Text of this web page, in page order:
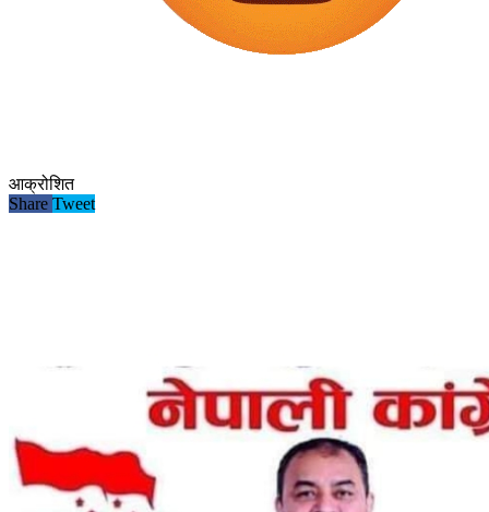
आक्रोशित
Share Tweet